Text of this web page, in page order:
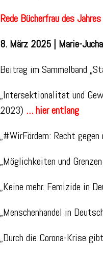
Rede Bücherfrau des Jahres
8. März 2025 | Marie-
Beitrag im Sammelband
„Intersektionalität und
2023) … hier entlang
„#WirFördern: Recht
„Möglichkeiten und
„Keine mehr. Femizide in
„Menschenhandel in
„Durch die Corona-Krise